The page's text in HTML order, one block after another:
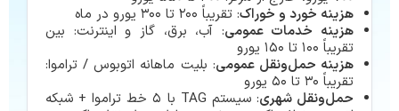
هزینه خورد و خوراک: تقریباً ۲۰۰ تا ۳۰۰ یورو در ماه
هزینه خدمات عمومی: آب، برق، گاز و اینترنت: بین
تقریباً ۱۰۰ تا ۱۵۰ یورو
هزینه حمل‌ونقل عمومی: بلیت ماهانه اتوبوس / تراموا:
تقریباً ۳۰ تا ۵۰ یورو
حمل‌ونقل شهری
: سیستم TAG با ۵ خط تراموا + شبکه